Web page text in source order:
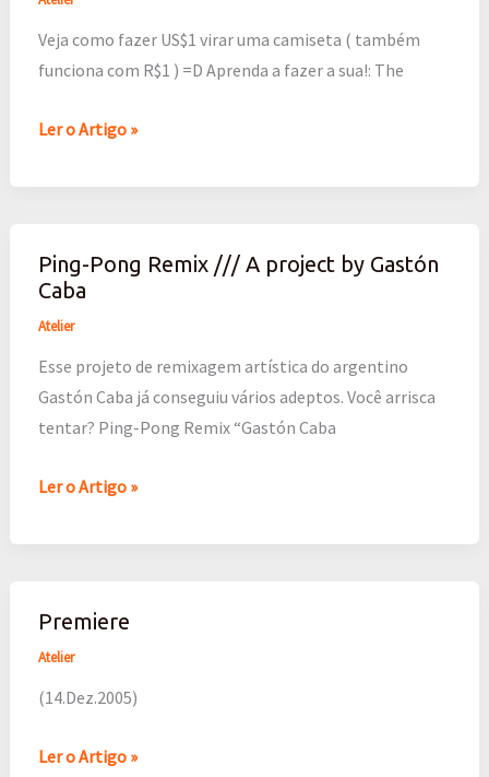
Veja como fazer US$1 virar uma camiseta ( também
funciona com R$1 ) =D Aprenda a fazer a sua!: The
Ler o Artigo »
Ping-Pong Remix /// A project by Gastón
Caba
Atelier
Esse projeto de remixagem artística do argentino
Gastón Caba já conseguiu vários adeptos. Você arrisca
tentar? Ping-Pong Remix “Gastón Caba
Ping-
Pong
Remix
///
A
project
Gastón
Ler o Artigo »
Premiere
Atelier
(14.Dez.2005)
Premiere
Ler o Artigo »